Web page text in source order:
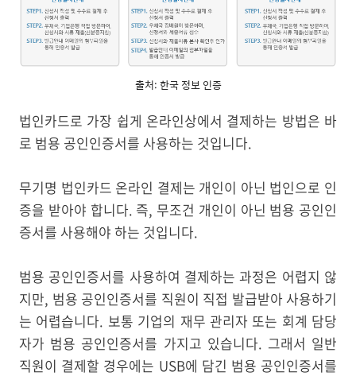
출처: 한국 정보 인증
법인카드로 가장 쉽게 온라인상에서 결제하는 방법은 바
로 범용 공인인증서를 사용하는 것입니다.
무기명 법인카드 온라인 결제는 개인이 아닌 법인으로 인
증을 받아야 합니다. 즉, 무조건 개인이 아닌 범용 공인인
증서를 사용해야 하는 것입니다.
범용 공인인증서를 사용하여 결제하는 과정은 어렵지 않
지만, 범용 공인인증서를 직원이 직접 발급받아 사용하기
는 어렵습니다. 보통 기업의 재무 관리자 또는 회계 담당
자가 범용 공인인증서를 가지고 있습니다. 그래서 일반
직원이 결제할 경우에는 USB에 담긴 범용 공인인증서를